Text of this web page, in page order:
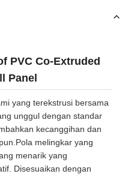
PVC Co-Extruded
Panel
yang terekstrusi bersama
unggul dengan standar
kecanggihan dan
melingkar yang
menarik yang
Disesuaikan dengan